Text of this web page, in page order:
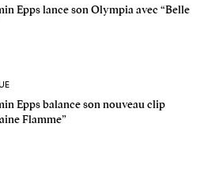
Epps lance son Olympia avec “Belle
Epps balance son nouveau clip
Flamme”